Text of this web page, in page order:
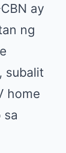
ay
ng
subalit
home
sa